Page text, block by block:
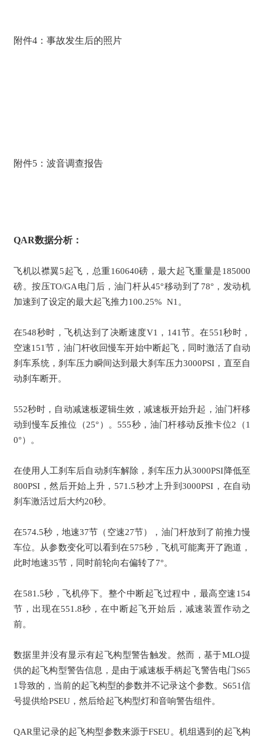
附件4：事故发生后的照片
附件5：波音调查报告
QAR数据分析：
飞机以襟翼5起飞，总重160640磅，最大起飞重量是185000
磅。按压TO/GA电门后，油门杆从45°移动到了78°，发动机
加速到了设定的最大起飞推力100.25% N1。
在548秒时，飞机达到了决断速度V1，141节。在551秒时，
空速151节，油门杆收回慢车开始中断起飞，同时激活了自动
刹车系统，刹车压力瞬间达到最大刹车压力3000PSI，直至自
动刹车断开。
552秒时，自动减速板逻辑生效，减速板开始升起，油门杆移
动到慢车反推位（25°）。555秒，油门杆移动反推卡位2（1
0°）。
在使用人工刹车后自动刹车解除，刹车压力从3000PSI降低至
800PSI，然后开始上升，571.5秒才上升到3000PSI， 在自动
刹车激活过后大约20秒。
在574.5秒 ，地速37节（空速27节），油门杆放到了前推力慢
车位。从参数变化可以看到在575秒，飞机可能离开了跑道，
此时地速35节，同时前轮向右偏转了7°。
在581.5秒，飞机停下。整个中断起飞过程中，最高空速154
节，出现在551.8秒，在中断起飞开始后，减速装置作动之
前。
数据里并没有显示有起飞构型警告触发。然而，基于MLO提
供的起飞构型警告信息，是由于减速板手柄起飞警告电门S65
1导致的，当前的起飞构型的参数并不记录这个参数。S651信
号提供给PSEU，然后给起飞构型灯和音响警告组件。
QAR里记录的起飞构型参数来源于FSEU。机组遇到的起飞构